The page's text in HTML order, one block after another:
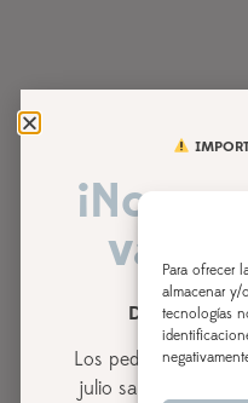
Para ofrecer
almacenar y/
tecnologías
¡Nos
DEL 3 AL 21
Los pedidos
julio saldrán,